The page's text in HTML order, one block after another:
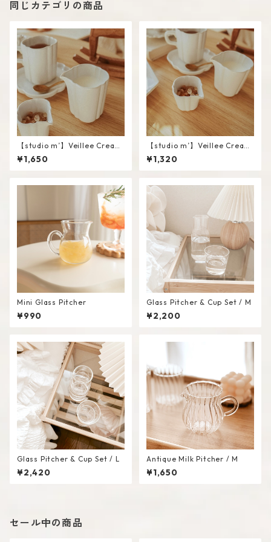
同じカテゴリの商品
【studio m’】Veillee Cream
er #White / L
¥1,650
【studio m’】Veillee Cream
er #White / S
¥1,320
Mini Glass Pitcher
¥990
Glass Pitcher & Cup Set / M
¥2,200
Glass Pitcher & Cup Set / L
¥2,420
Antique Milk Pitcher / M
¥1,650
セール中の商品